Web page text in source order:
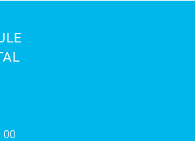
00